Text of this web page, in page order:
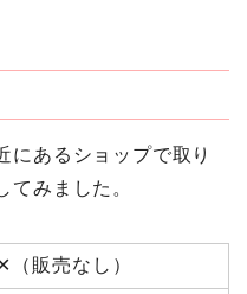
にあるショップで取り
てみました。
（販売なし）